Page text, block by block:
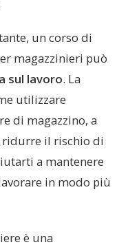
un corso di
magazzinieri può
sul lavoro. La
utilizzare
di magazzino, a
ridurre il rischio di
a mantenere
in modo più
è una